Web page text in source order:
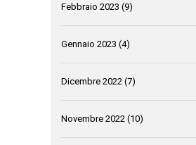
Febbraio 2023 (9)
Gennaio 2023 (4)
Dicembre 2022 (7)
Novembre 2022 (10)